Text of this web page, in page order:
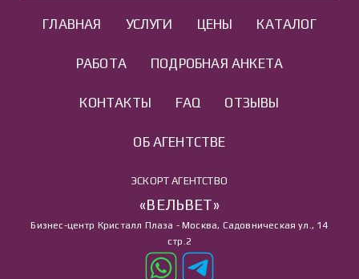
ГЛАВНАЯ УСЛУГИ ЦЕНЫ КАТАЛОГ
РАБОТА ПОДРОБНАЯ АНКЕТА
КОНТАКТЫ FAQ ОТЗЫВЫ
ОБ АГЕНТСТВЕ
ЭСКОРТ АГЕНТСТВО
«ВЕЛЬВЕТ»
Бизнес-центр Кристалл Плаза - Москва, Садовническая ул., 14
стр.2